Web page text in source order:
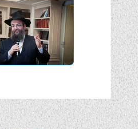
Подписывайтесь!